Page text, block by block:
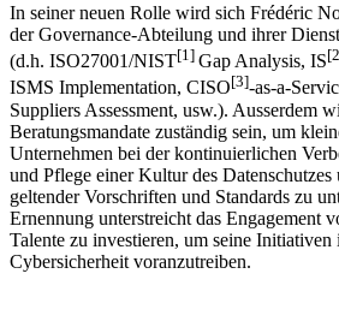
In seiner neuen Rolle wird sich Frédéric
der Governance-Abteilung und ihrer
(d.h. ISO27001/NIST[1] Gap Analysis, IS
ISMS Implementation, CISO[3]-as-a-
Suppliers Assessment, usw.). Ausserdem
Beratungsmandate zuständig sein, um
Unternehmen bei der kontinuierlichen
und Pflege einer Kultur des
geltender Vorschriften und Standards zu
Ernennung unterstreicht das Engagement
Talente zu investieren, um seine
Cybersicherheit voranzutreiben.